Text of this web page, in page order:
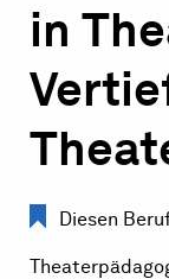
in
Diesen